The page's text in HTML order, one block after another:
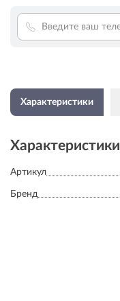
Характеристики
Характеристики
Артикул
Бренд